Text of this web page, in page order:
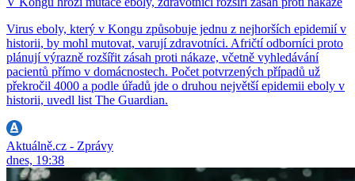
Virus eboly, který v Kongu způsobuje jednu z nejhorších epidemií v
historii, by mohl mutovat, varují zdravotníci. Afričtí odborníci proto
plánují výrazně rozšířit zásah proti nákaze, včetně vyhledávání
pacientů přímo v domácnostech. Počet potvrzených případů už
překročil 4000 a podle úřadů jde o druhou největší epidemii eboly v
historii, uvedl list The Guardian.
Aktuálně.cz - Zprávy
dnes, 19:38